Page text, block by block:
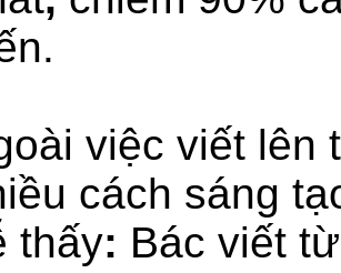
việc viết lên
cách sáng
thấy: Bác viết